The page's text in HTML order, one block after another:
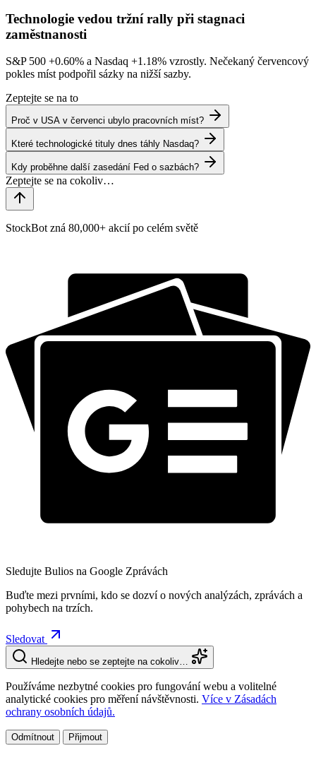
Technologie vedou tržní rally při stagnaci
zaměstnanosti
S&P 500 +0.60% a Nasdaq +1.18% vzrostly. Nečekaný červencový
pokles míst podpořil sázky na nižší sazby.
Zeptejte se na to
Proč v USA v červenci ubylo pracovních míst?
Které technologické tituly dnes táhly Nasdaq?
Kdy proběhne další zasedání Fed o sazbách?
StockBot zná 80,000+ akcií po celém světě
Sledujte Bulios na Google Zprávách
Buďte mezi prvními, kdo se dozví o nových analýzách, zprávách a
pohybech na trzích.
Sledovat
Hledejte nebo se zeptejte na cokoliv…
Používáme nezbytné cookies pro fungování webu a volitelné
analytické cookies pro měření návštěvnosti. Více v Zásadách
ochrany osobních údajů.
Odmítnout Přijmout